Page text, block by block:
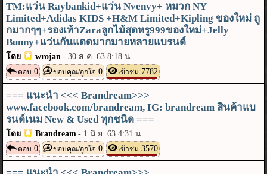
TM:แว่น Raybankid+แว่น Nvenvy+ หมวก NY
Limited+Adidas KIDS +H&M Limited+Kipling ของใหม่ ถู
กมากๆๆ+รองเท้าZaraลูกไม้สุดหรู999ของใหม่+Jelly
Bunny+แว่นกันแดดมากมายหลายแบรนด์
โดย wrojan -30 ส.ค. 63 8:18 น.
ตอบ 0 ขอบคุณ/ถูกใจ 0 เข้าชม 7782
=== แนะนำ <<< Brandream>>>
www.facebook.com/brandream, IG: brandream สินค้าแบ
รนด์เนม New & Used ทุกชนิด ===
โดย Brandream - 1 มิ.ย. 63 4:31 น.
ตอบ 0 ขอบคุณ/ถูกใจ 0 เข้าชม 3570